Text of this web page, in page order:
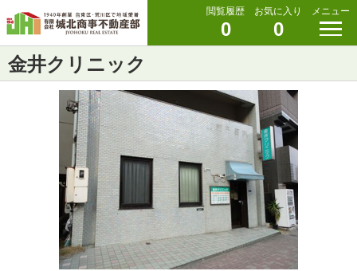
閲覧履歴
0
お気に入り
0
メニュー
金井クリニック